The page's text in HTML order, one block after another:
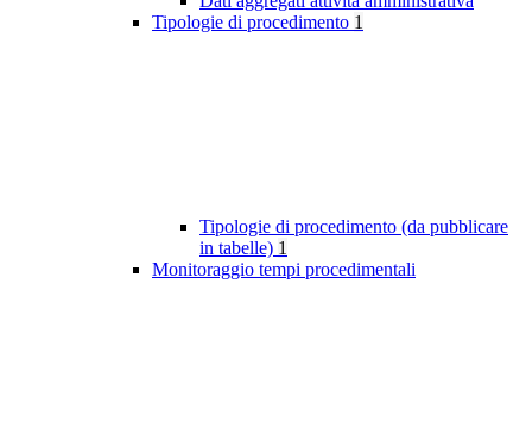
Tipologie di procedimento 1
Tipologie di procedimento (da pubblicare
in tabelle) 1
Monitoraggio tempi procedimentali